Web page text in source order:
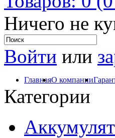
Ничего не
Войти или
ГлавнаяО компании
Категории